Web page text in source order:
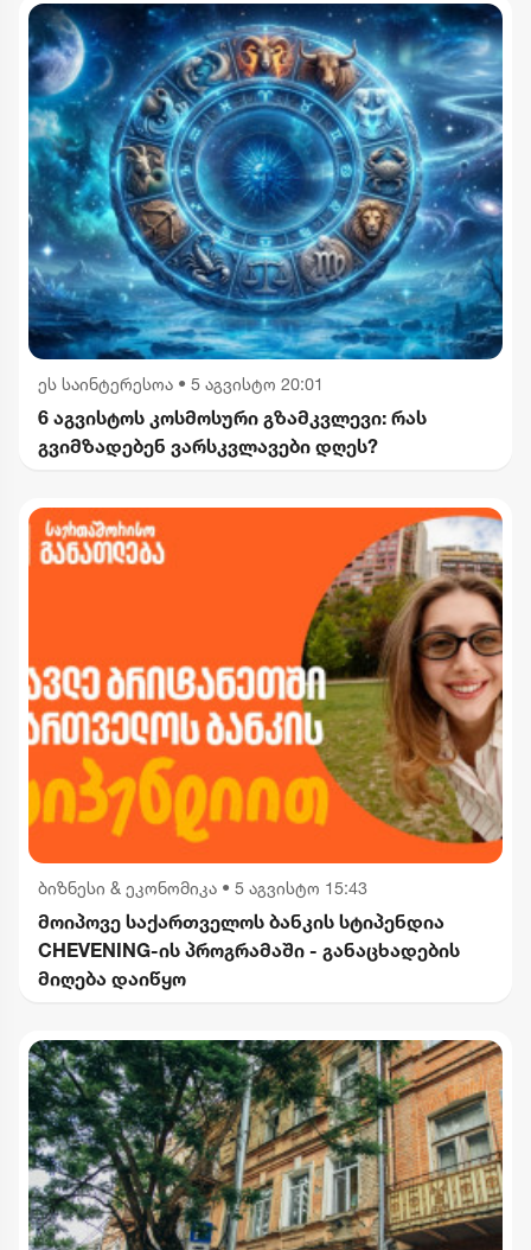
ეს საინტერესოა • 5 აგვისტო 20:01
6 აგვისტოს კოსმოსური გზამკვლევი: რას
გვიმზადებენ ვარსკვლავები დღეს?
ბიზნესი & ეკონომიკა • 5 აგვისტო 15:43
მოიპოვე საქართველოს ბანკის სტიპენდია
CHEVENING-ის პროგრამაში - განაცხადების
მიღება დაიწყო